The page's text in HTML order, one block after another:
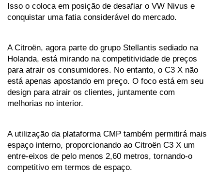
Isso o coloca em posição de desafiar o VW Nivus e
conquistar uma fatia considerável do mercado.
A Citroën, agora parte do grupo Stellantis sediado na
Holanda, está mirando na competitividade de preços
para atrair os consumidores. No entanto, o C3 X não
está apenas apostando em preço. O foco está em seu
design para atrair os clientes, juntamente com
melhorias no interior.
A utilização da plataforma CMP também permitirá mais
espaço interno, proporcionando ao Citroën C3 X um
entre-eixos de pelo menos 2,60 metros, tornando-o
competitivo em termos de espaço.